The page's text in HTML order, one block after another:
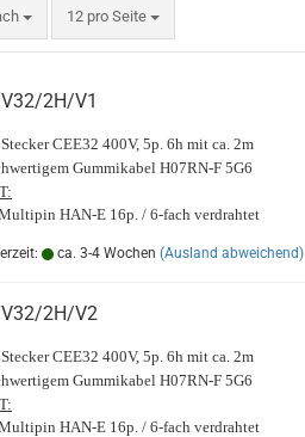
12 pro Seite
pro Seite
2H/V1
Stecker CEE32 400V, 5p. 6h mit ca. 2m
Gummikabel H07RN-F 5G6
HAN-E 16p. / 6-fach verdrahtet
ca. 3-4 Wochen (Ausland abweichend)
2H/V2
Stecker CEE32 400V, 5p. 6h mit ca. 2m
Gummikabel H07RN-F 5G6
HAN-E 16p. / 6-fach verdrahtet